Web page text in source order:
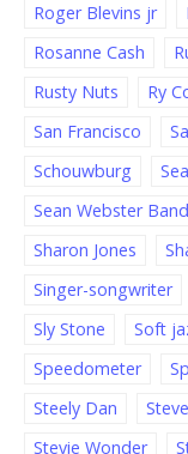
Roger Blevins jr
Rosanne Cash
Rusty Nuts
Ry
San Francisco
Schouwburg
Sean Webster Band
Sharon Jones
Singer-songwriter
Sly Stone
Soft
Speedometer
Steely Dan
Stevie Wonder